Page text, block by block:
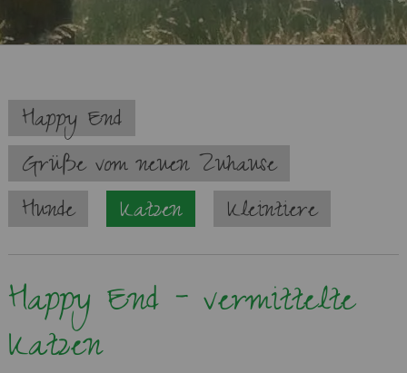
Navigation
überspringen
Happy End
Grüße vom neuen Zuhause
Hunde
Katzen Kleintiere
Happy End - vermittelte
Katzen